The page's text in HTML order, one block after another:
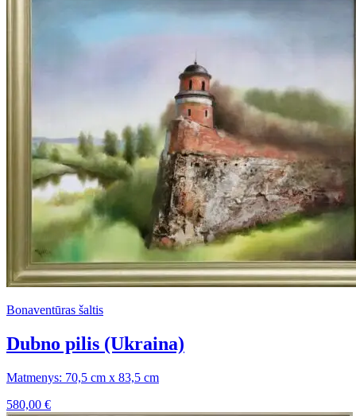
Bonaventūras šaltis
Dubno pilis (Ukraina)
Matmenys: 70,5 cm x 83,5 cm
580,00 €